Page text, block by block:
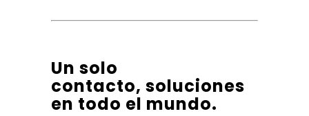
Un solo
contacto, soluciones
en todo el mundo.